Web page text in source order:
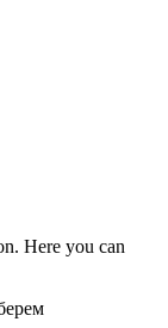
Here you can